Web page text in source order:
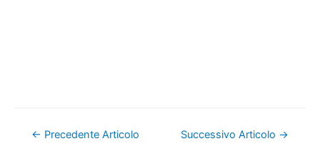
Navigazione
← Precedente Articolo Successivo Articolo →